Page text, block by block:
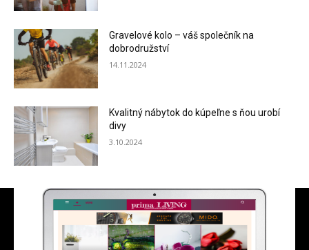
Gravelové kolo – váš společník na
dobrodružství
14.11.2024
Kvalitný nábytok do kúpeľne s ňou urobí
divy
3.10.2024